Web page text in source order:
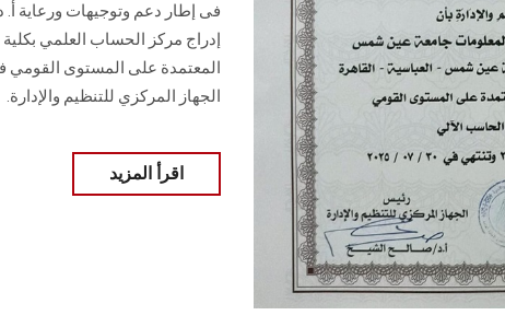
فى إطار دعم وتوجيهات ورعاية
إدراج مركز الحساب العلمي
المعتمدة على المستوى القومي
الجهاز المركزي للتنظيم والإدارة.
اقرأ المزيد